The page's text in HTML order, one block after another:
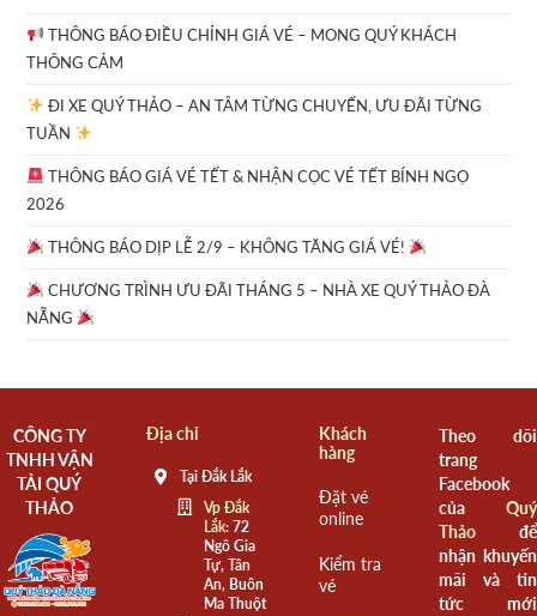
THÔNG BÁO ĐIỀU CHỈNH GIÁ VÉ – MONG QUÝ KHÁCH
THÔNG CẢM
ĐI XE QUÝ THẢO – AN TÂM TỪNG CHUYẾN, ƯU ĐÃI TỪNG
TUẦN
THÔNG BÁO GIÁ VÉ TẾT & NHẬN CỌC VÉ TẾT BÍNH NGỌ
2026
THÔNG BÁO DỊP LỄ 2/9 – KHÔNG TĂNG GIÁ VÉ!
CHƯƠNG TRÌNH ƯU ĐÃI THÁNG 5 – NHÀ XE QUÝ THẢO ĐÀ
NẴNG
CÔNG TY
TNHH VẬN
TẢI QUÝ
THẢO
Địa chỉ
Tại Đắk Lắk
Vp Đắk
Lắk:72
Ngô Gia
Tự, Tân
An, Buôn
Ma Thuột
Khách
hàng
Đặt vé
online
Kiểm tra
vé
Theo dõi
trang
Facebook
của Quý
Thảođể
nhận khuyến
mãi và tin
tức mới